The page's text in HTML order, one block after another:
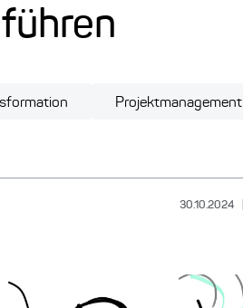
Projektmanagement
30.10.2024